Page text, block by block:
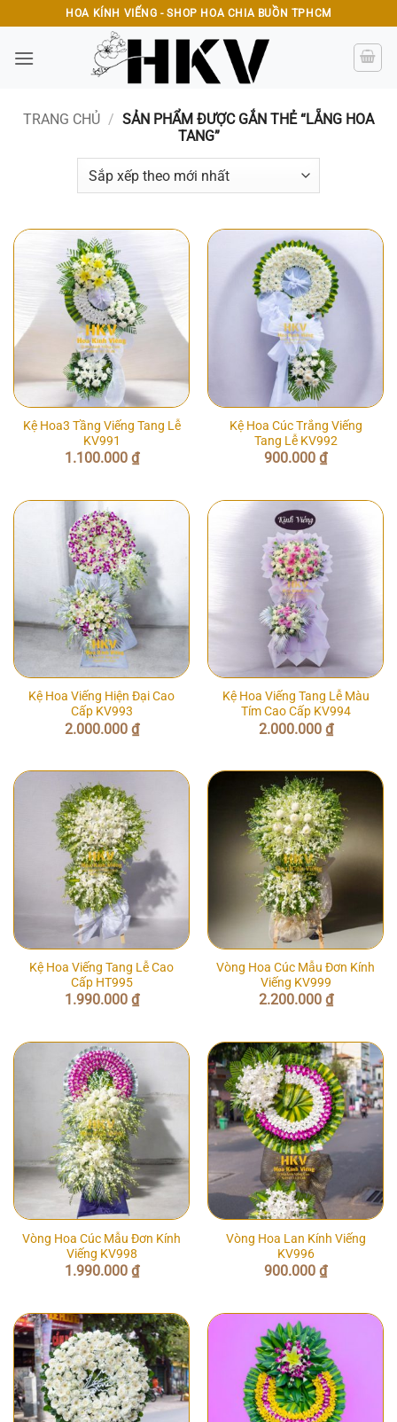
qua
nội
HOA KÍNH VIẾNG - SHOP HOA CHIA BUỒN TPHCM
TRANG CHỦ / SẢN PHẨM ĐƯỢC GẮN THẺ “LẴNG HOA
TANG”
Kệ Hoa3 Tầng Viếng Tang Lễ
KV991
1.100.000 ₫
Kệ Hoa Cúc Trắng Viếng
Tang Lễ KV992
900.000 ₫
Kệ Hoa Viếng Hiện Đại Cao
Cấp KV993
2.000.000 ₫
Kệ Hoa Viếng Tang Lễ Màu
Tím Cao Cấp KV994
2.000.000 ₫
Kệ Hoa Viếng Tang Lễ Cao
Cấp HT995
1.990.000 ₫
Vòng Hoa Cúc Mẫu Đơn Kính
Viếng KV999
2.200.000 ₫
Vòng Hoa Cúc Mẫu Đơn Kính
Viếng KV998
1.990.000 ₫
Vòng Hoa Lan Kính Viếng
KV996
900.000 ₫